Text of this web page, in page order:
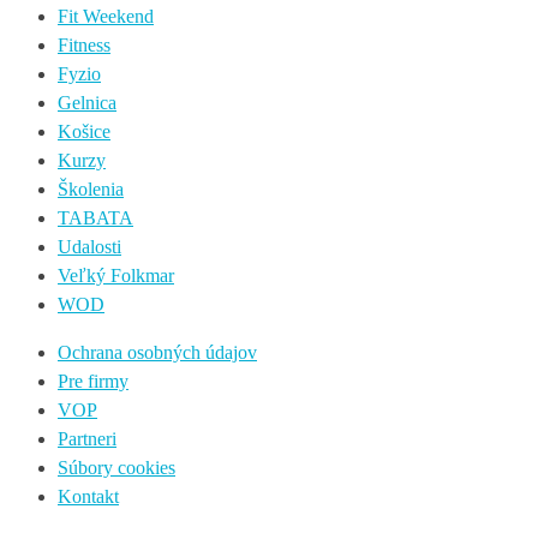
Fit Weekend
Fitness
Fyzio
Gelnica
Košice
Kurzy
Školenia
TABATA
Udalosti
Veľký Folkmar
WOD
Ochrana osobných údajov
Pre firmy
VOP
Partneri
Súbory cookies
Kontakt